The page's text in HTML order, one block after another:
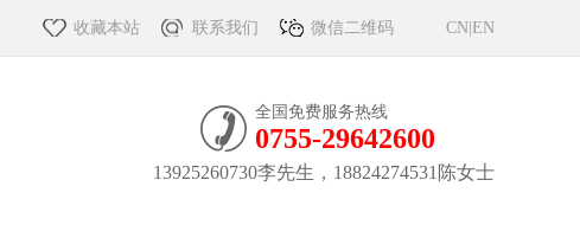
收藏本站 联系我们 微信二维码 CN EN
全国免费服务热线
0755-29642600
13925260730李先生，18824274531陈女士